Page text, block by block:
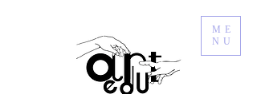
ME
NU